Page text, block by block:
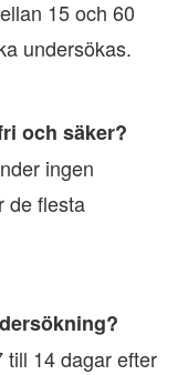
15 och 60
undersökas.
och säker?
ingen
de flesta
till 14 dagar efter